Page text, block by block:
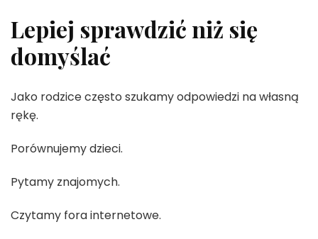
Lepiej sprawdzić niż się
domyślać
Jako rodzice często szukamy odpowiedzi na własną
rękę.
Porównujemy dzieci.
Pytamy znajomych.
Czytamy fora internetowe.